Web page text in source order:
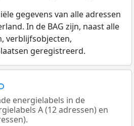
gegevens van alle adressen
In de BAG zijn, naast alle
verblijfsobjecten,
geregistreerd.
energielabels in de
A (12 adressen) en